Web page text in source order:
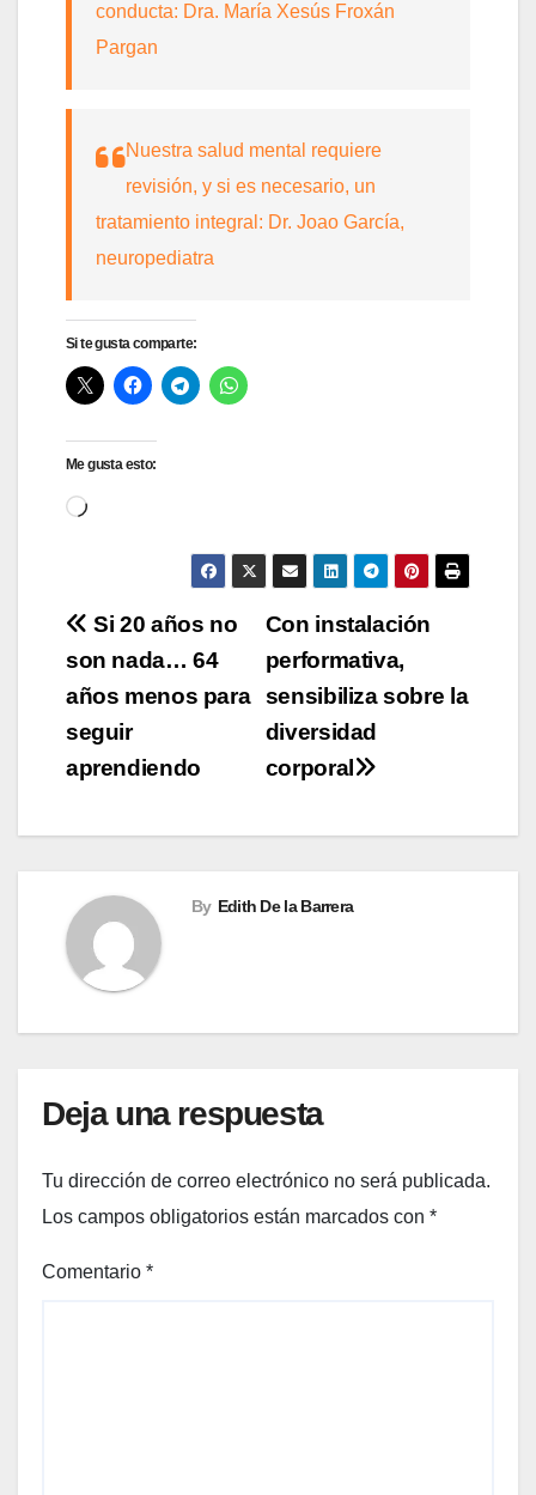
conducta: Dra. María Xesús Froxán
Pargan
Nuestra salud mental requiere
revisión, y si es necesario, un
tratamiento integral: Dr. Joao García,
neuropediatra
Si te gusta comparte:
Me gusta esto:
Cargando...
Navegación
de
entradas
Con instalación
performativa,
sensibiliza sobre la
diversidad
corporal
Si 20 años no
son nada… 64
años menos para
seguir
aprendiendo
By Edith De la Barrera
Deja una respuesta
Tu dirección de correo electrónico no será publicada.
Los campos obligatorios están marcados con *
Comentario *